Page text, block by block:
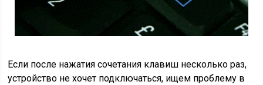
Если после нажатия сочетания клавиш несколько раз,
устройство не хочет подключаться, ищем проблему в